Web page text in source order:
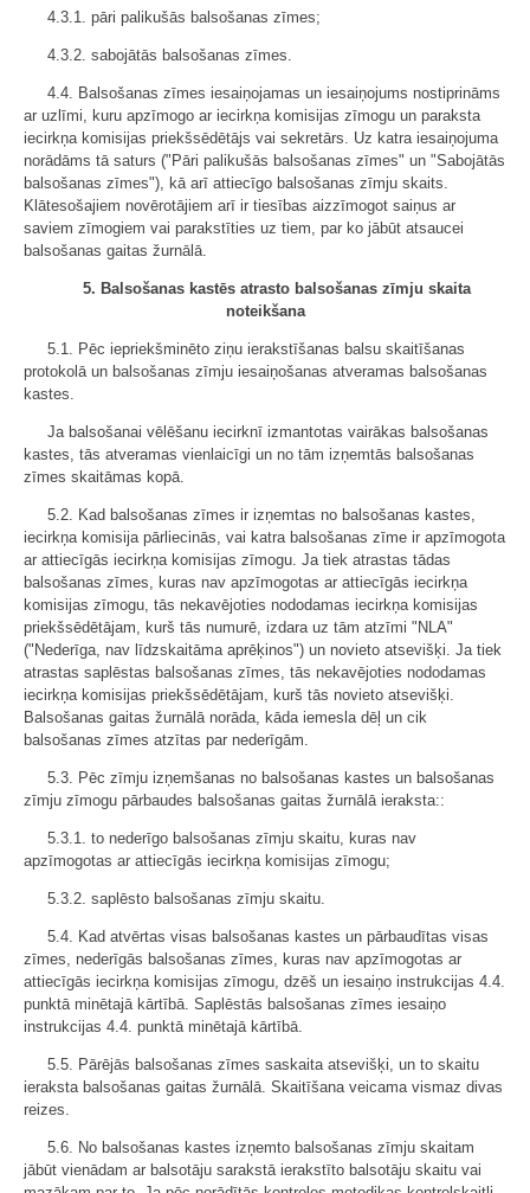
4.3.1. pāri palikušās balsošanas zīmes;
4.3.2. sabojātās balsošanas zīmes.
4.4. Balsošanas zīmes iesaiņojamas un iesaiņojums nostiprināms
ar uzlīmi, kuru apzīmogo ar iecirkņa komisijas zīmogu un paraksta
iecirkņa komisijas priekšsēdētājs vai sekretārs. Uz katra iesaiņojuma
norādāms tā saturs ("Pāri palikušās balsošanas zīmes" un "Sabojātās
balsošanas zīmes"), kā arī attiecīgo balsošanas zīmju skaits.
Klātesošajiem novērotājiem arī ir tiesības aizzīmogot saiņus ar
saviem zīmogiem vai parakstīties uz tiem, par ko jābūt atsaucei
balsošanas gaitas žurnālā.
5. Balsošanas kastēs atrasto balsošanas zīmju skaita
noteikšana
5.1. Pēc iepriekšminēto ziņu ierakstīšanas balsu skaitīšanas
protokolā un balsošanas zīmju iesaiņošanas atveramas balsošanas
kastes.
Ja balsošanai vēlēšanu iecirknī izmantotas vairākas balsošanas
kastes, tās atveramas vienlaicīgi un no tām izņemtās balsošanas
zīmes skaitāmas kopā.
5.2. Kad balsošanas zīmes ir izņemtas no balsošanas kastes,
iecirkņa komisija pārliecinās, vai katra balsošanas zīme ir apzīmogota
ar attiecīgās iecirkņa komisijas zīmogu. Ja tiek atrastas tādas
balsošanas zīmes, kuras nav apzīmogotas ar attiecīgās iecirkņa
komisijas zīmogu, tās nekavējoties nododamas iecirkņa komisijas
priekšsēdētājam, kurš tās numurē, izdara uz tām atzīmi "NLA"
("Nederīga, nav līdzskaitāma aprēķinos") un novieto atsevišķi. Ja tiek
atrastas saplēstas balsošanas zīmes, tās nekavējoties nododamas
iecirkņa komisijas priekšsēdētājam, kurš tās novieto atsevišķi.
Balsošanas gaitas žurnālā norāda, kāda iemesla dēļ un cik
balsošanas zīmes atzītas par nederīgām.
5.3. Pēc zīmju izņemšanas no balsošanas kastes un balsošanas
zīmju zīmogu pārbaudes balsošanas gaitas žurnālā ieraksta::
5.3.1. to nederīgo balsošanas zīmju skaitu, kuras nav
apzīmogotas ar attiecīgās iecirkņa komisijas zīmogu;
5.3.2. saplēsto balsošanas zīmju skaitu.
5.4. Kad atvērtas visas balsošanas kastes un pārbaudītas visas
zīmes, nederīgās balsošanas zīmes, kuras nav apzīmogotas ar
attiecīgās iecirkņa komisijas zīmogu, dzēš un iesaiņo instrukcijas 4.4.
punktā minētajā kārtībā. Saplēstās balsošanas zīmes iesaiņo
instrukcijas 4.4. punktā minētajā kārtībā.
5.5. Pārējās balsošanas zīmes saskaita atsevišķi, un to skaitu
ieraksta balsošanas gaitas žurnālā. Skaitīšana veicama vismaz divas
reizes.
5.6. No balsošanas kastes izņemto balsošanas zīmju skaitam
jābūt vienādam ar balsotāju sarakstā ierakstīto balsotāju skaitu vai